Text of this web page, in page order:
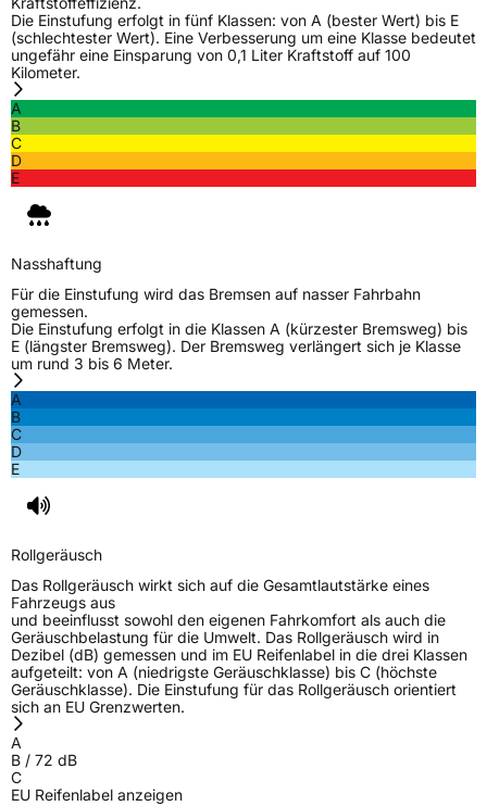
FahrzeugartPKW & SUV
Weitere Eigenschaften
SchlauchtypTL
ZustandNeureifen
Verstärkt
EU Label
EffizienzD
Nasshaftung
3PMSF / Schneeflockensymbol / Alpine-Symbol Nein
EisgripNein
EPREL ID622197
Allgemeine Produktsicherheit (GPSR)
Die Einstufung erfolgt in fünf Klassen: von A (bester Wert) bis E
(schlechtester Wert). Eine Verbesserung um eine Klasse bedeutet
ungefähr eine Einsparung von 0,1 Liter Kraftstoff auf 100
Kilometer.
A
B
C
D
E
Nasshaftung
Für die Einstufung wird das Bremsen auf nasser Fahrbahn
gemessen.
Die Einstufung erfolgt in die Klassen A (kürzester Bremsweg) bis
E (längster Bremsweg). Der Bremsweg verlängert sich je Klasse
um rund 3 bis 6 Meter.
A
B
C
D
E
Rollgeräusch
Das Rollgeräusch wirkt sich auf die Gesamtlautstärke eines
Fahrzeugs aus
und beeinflusst sowohl den eigenen Fahrkomfort als auch die
Geräuschbelastung für die Umwelt. Das Rollgeräusch wird in
Dezibel (dB) gemessen und im EU Reifenlabel in die drei Klassen
aufgeteilt: von A (niedrigste Geräuschklasse) bis C (höchste
Geräuschklasse). Die Einstufung für das Rollgeräusch orientiert
sich an EU Grenzwerten.
A
B / 72 dB
C
EU Reifenlabel anzeigen